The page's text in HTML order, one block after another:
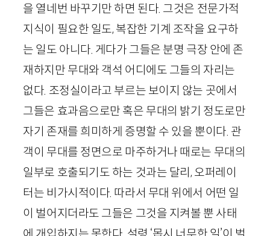
을 열네번 바꾸기만 하면 된다. 그것은 전문가적
지식이 필요한 일도, 복잡한 기계 조작을 요구하
는 일도 아니다. 게다가 그들은 분명 극장 안에 존
재하지만 무대와 객석 어디에도 그들의 자리는
없다. 조정실이라고 부르는 보이지 않는 곳에서
그들은 효과음으로만 혹은 무대의 밝기 정도로만
자기 존재를 희미하게 증명할 수 있을 뿐이다. 관
객이 무대를 정면으로 마주하거나 때로는 무대의
일부로 호출되기도 하는 것과는 달리, 오퍼레이
터는 비가시적이다. 따라서 무대 위에서 어떤 일
이 벌어지더라도 그들은 그것을 지켜볼 뿐 사태